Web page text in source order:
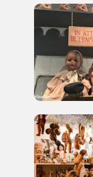
Scopri tutte
Ingresso
nei Beni